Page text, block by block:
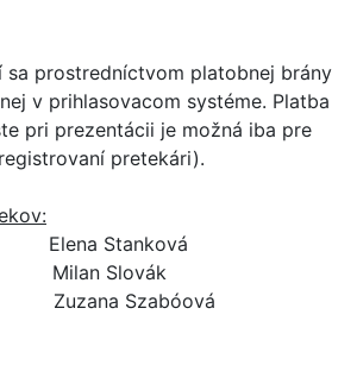
sa prostredníctvom platobnej brány
v prihlasovacom systéme. Platba
pri prezentácii je možná iba pre
pretekári).
Elena Stanková
Milan Slovák
Zuzana Szabóová